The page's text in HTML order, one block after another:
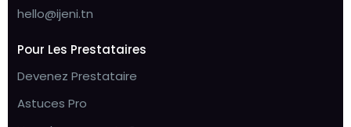
hello@ijeni.tn
Pour Les Prestataires
Devenez Prestataire
Astuces Pro